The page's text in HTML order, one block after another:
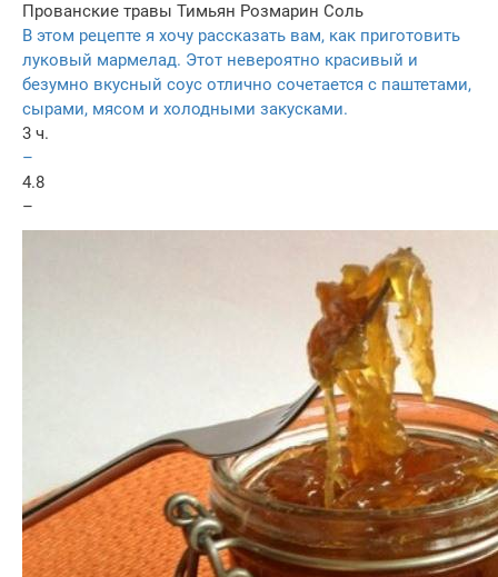
Прованские травы Тимьян Розмарин Соль
В этом рецепте я хочу рассказать вам, как приготовить
луковый мармелад. Этот невероятно красивый и
безумно вкусный соус отлично сочетается с паштетами,
сырами, мясом и холодными закусками.
3 ч.
–
4.8
–